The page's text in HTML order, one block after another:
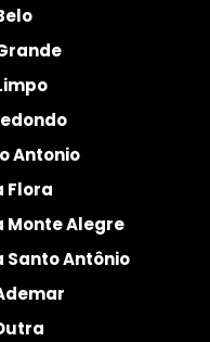
Antonio
Flora
Monte Alegre
Santo Antônio